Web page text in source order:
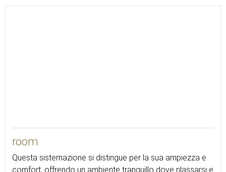
room
Questa sistemazione si distingue per la sua ampiezza e
comfort, offrendo un ambiente tranquillo dove rilassarsi e